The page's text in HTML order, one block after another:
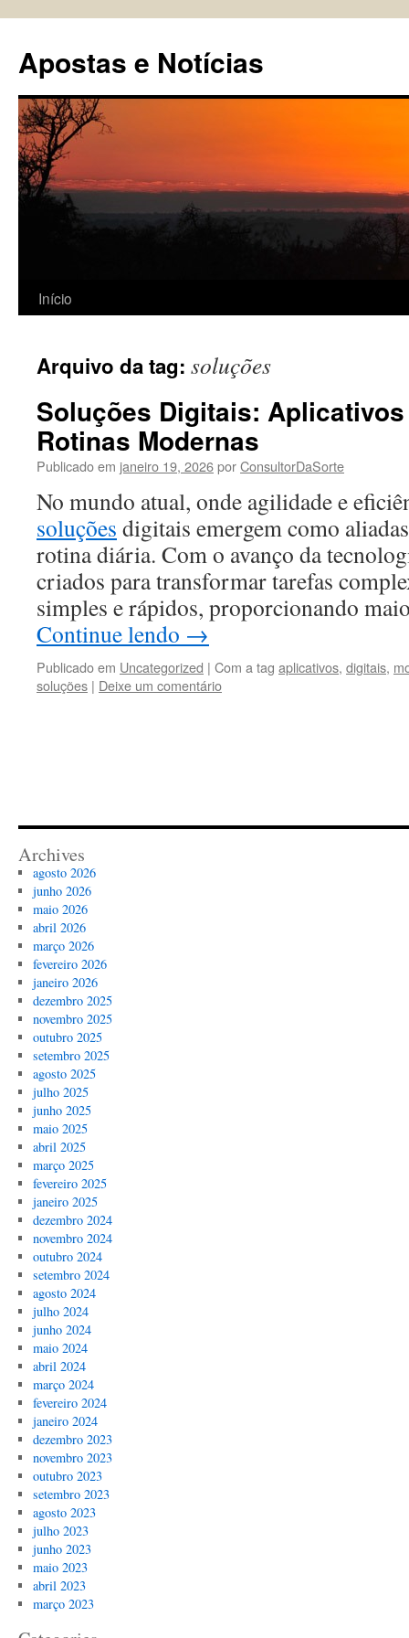
conteúdo
Apostas e Notícias
Início
Arquivo da tag: soluções
Soluções Digitais:
Rotinas Modernas
Publicado em janeiro 19, 2026porConsultorDaSorte
No mundo atual, onde agilidade e
soluções digitais emergem como
rotina diária. Com o avanço da
criados para transformar tarefas
simples e rápidos, proporcionando
Continue lendo →
Publicado em Uncategorized | Com a tag aplicativos, digitais,
soluções | Deixe um comentário
Archives
agosto 2026
junho 2026
maio 2026
abril 2026
março 2026
fevereiro 2026
janeiro 2026
dezembro 2025
novembro 2025
outubro 2025
setembro 2025
agosto 2025
julho 2025
junho 2025
maio 2025
abril 2025
março 2025
fevereiro 2025
janeiro 2025
dezembro 2024
novembro 2024
outubro 2024
setembro 2024
agosto 2024
julho 2024
junho 2024
maio 2024
abril 2024
março 2024
fevereiro 2024
janeiro 2024
dezembro 2023
novembro 2023
outubro 2023
setembro 2023
agosto 2023
julho 2023
junho 2023
maio 2023
abril 2023
março 2023